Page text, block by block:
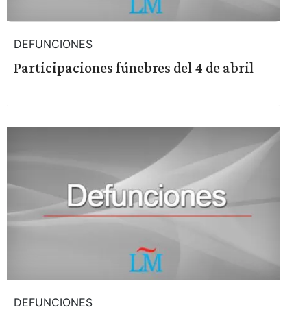
DEFUNCIONES
Participaciones fúnebres del 4 de abril
DEFUNCIONES